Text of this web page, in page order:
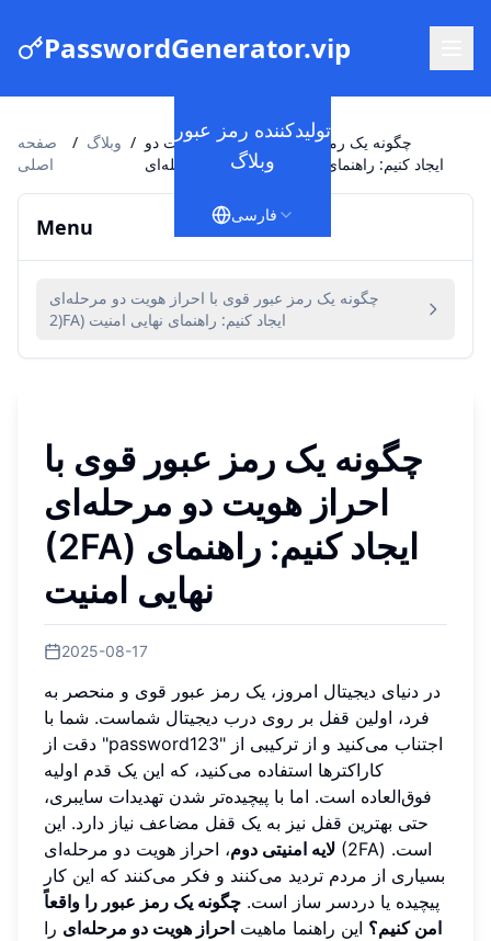
PasswordGenerator.vip
تولیدکننده رمز عبور
وبلاگ
فارسی
صفحه
اصلی
/ وبلاگ / چگونه یک رمز عبور قوی با احراز هویت دو
مرحله‌ای (2FA) ایجاد کنیم: راهنمای نهایی امنیت
Menu
چگونه یک رمز عبور قوی با احراز هویت دو مرحله‌ای
(2FA) ایجاد کنیم: راهنمای نهایی امنیت
چگونه یک رمز عبور قوی با
احراز هویت دو مرحله‌ای
(2FA) ایجاد کنیم: راهنمای
نهایی امنیت
2025-08-17
در دنیای دیجیتال امروز، یک رمز عبور قوی و منحصر به
فرد، اولین قفل بر روی درب دیجیتال شماست. شما با
دقت از "password123" اجتناب می‌کنید و از ترکیبی از
کاراکترها استفاده می‌کنید، که این یک قدم اولیه
فوق‌العاده است. اما با پیچیده‌تر شدن تهدیدات سایبری،
حتی بهترین قفل نیز به یک قفل مضاعف نیاز دارد. این
لایه امنیتی دوم، احراز هویت دو مرحله‌ای (2FA) است.
بسیاری از مردم تردید می‌کنند و فکر می‌کنند که این کار
پیچیده یا دردسر ساز است. چگونه یک رمز عبور را واقعاً
امن کنیم؟ این راهنما ماهیت احراز هویت دو مرحله‌ای را